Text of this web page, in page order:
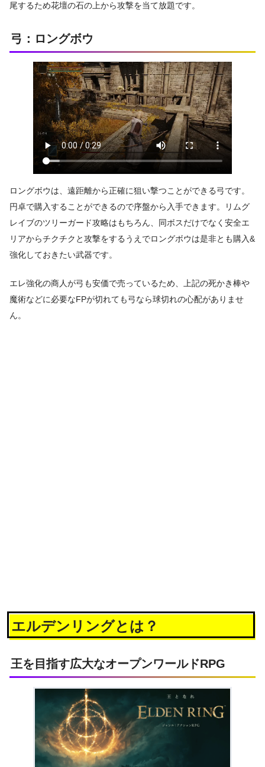
尾するため花壇の石の上から攻撃を当て放題です。
弓：ロングボウ
ロングボウは、遠距離から正確に狙い撃つことができる弓です。
円卓で購入することができるので序盤から入手できます。リムグ
レイブのツリーガード攻略はもちろん、同ボスだけでなく安全エ
リアからチクチクと攻撃をするうえでロングボウは是非とも購入&
強化しておきたい武器です。
エレ強化の商人が弓も安価で売っているため、上記の死かき棒や
魔術などに必要なFPが切れても弓なら球切れの心配がありませ
ん。
エルデンリングとは？
王を目指す広大なオープンワールドRPG